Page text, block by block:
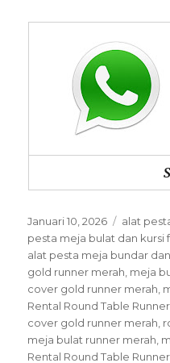
Posted
on
Januari 10, 2026 alat
pesta meja bulat dan kursi
alat pesta meja bundar
gold runner merah meja
cover gold runner merah
Rental Round Table
cover gold runner merah
meja bulat runner merah
Rental Round Table